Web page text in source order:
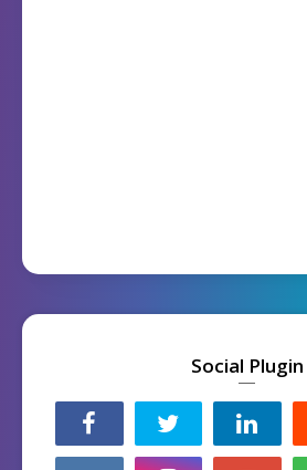
Social Plugin